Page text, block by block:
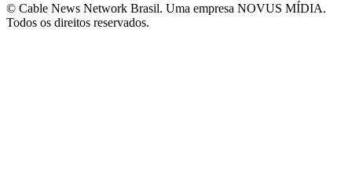
© Cable News Network Brasil. Uma empresa NOVUS MÍDIA.
Todos os direitos reservados.